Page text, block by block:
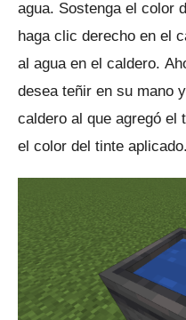
agua. Sostenga el color
haga clic derecho en el
al agua en el caldero.
desea teñir en su mano
caldero al que agregó el
el color del tinte aplicado.